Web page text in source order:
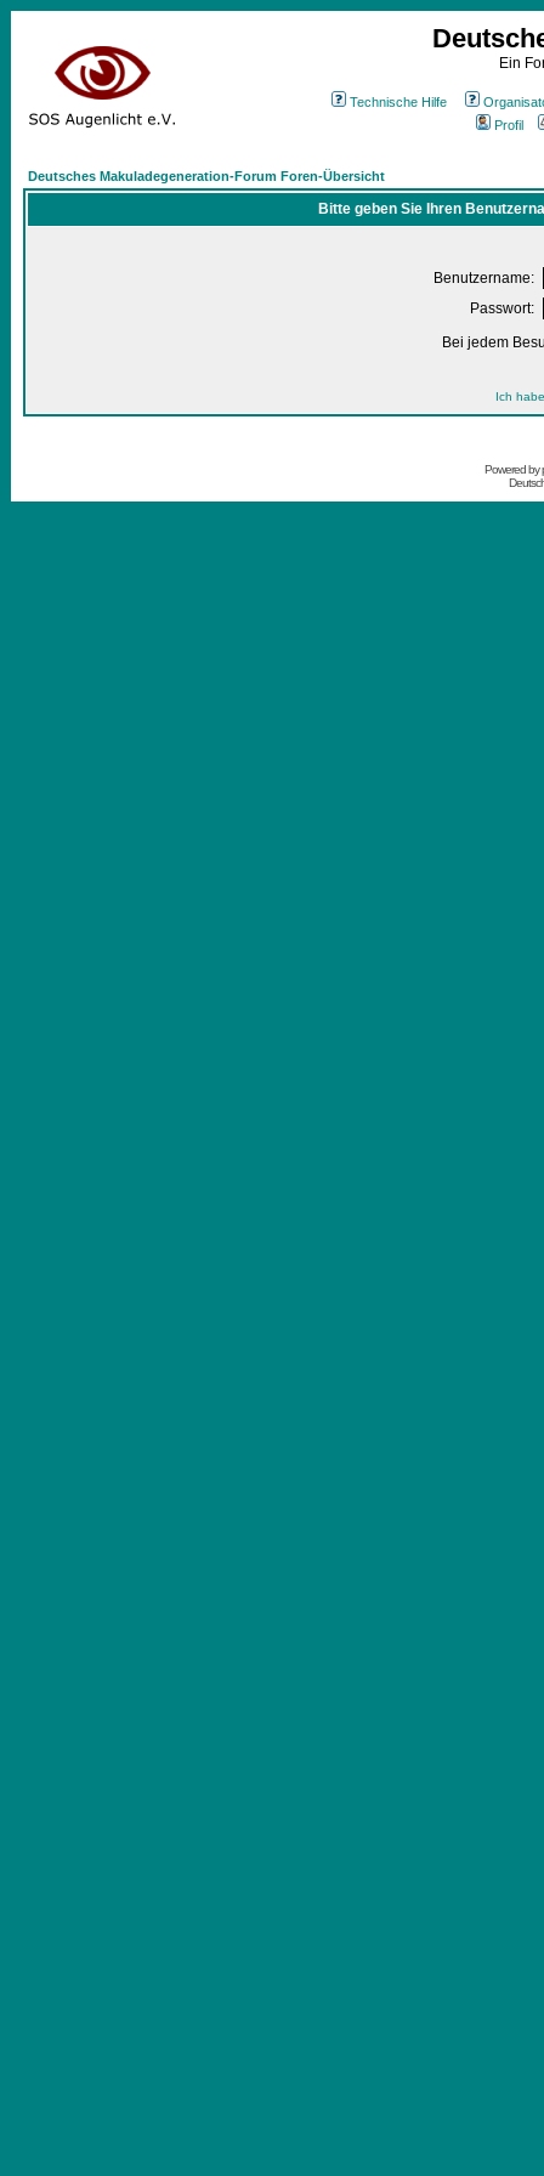
Ein
Technische Hilfe
Profil
Deutsches Makuladegeneration-Forum Foren-Übersicht
Bitte geben Sie Ihren
Benutzername:
Passwort:
Bei jedem
Ich
Powered by